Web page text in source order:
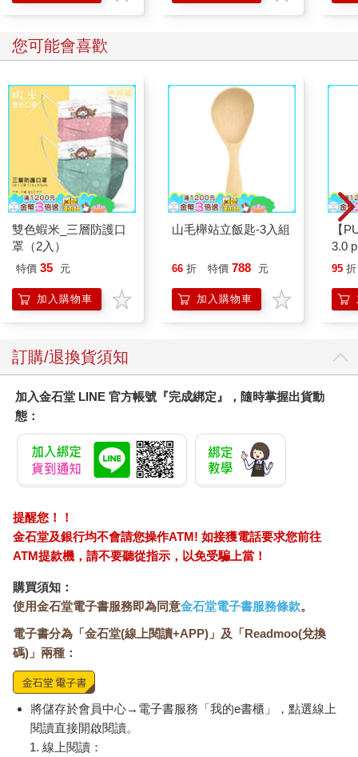
您可能會喜歡
雙色蝦米_三層防護口
罩（2入）
特價 35 元
加入購物車
山毛櫸站立飯匙-3入組
66 折 特價 788 元
加入購物車
【
3.0
黑
95 折
訂購/退換貨須知
加入金石堂 LINE 官方帳號『完成綁定』，隨時掌握出貨動
態：
提醒您！！
金石堂及銀行均不會請您操作ATM! 如接獲電話要求您前往
ATM提款機，請不要聽從指示，以免受騙上當！
購買須知：
使用金石堂電子書服務即為同意金石堂電子書服務條款。
電子書分為「金石堂(線上閱讀+APP)」及「Readmoo(兌換
碼)」兩種：
將儲存於會員中心→電子書服務「我的e書櫃」，點選線上
閱讀直接開啟閱讀。
線上閱讀：